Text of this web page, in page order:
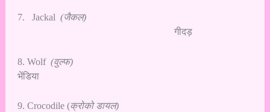
7. Jackal (जैकल)
गीदड़
8. Wolf (वुल्फ)
भेंडिया
9. Crocodile (क्रोको डायल)